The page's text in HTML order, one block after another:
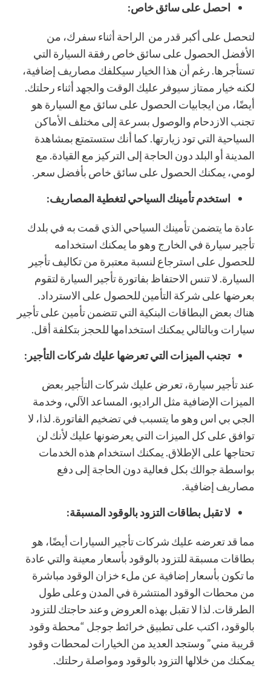
احصل على سائق خاص:
لتحصل على أكبر قدر من الراحة أثناء سفرك، من
الأفضل الحصول على سائق خاص رفقة السيارة التي
تستأجرها. رغم أن هذا الخيار سيكلفك مصاريف إضافية،
لكنه خيار ممتاز سيوفر عليك الوقت والجهد أثناء رحلتك.
أيضًا، من ايجابيات الحصول على سائق مع السيارة هو
تجنب الازدحام والوصول بسرعة إلى مختلف الأماكن
السياحية التي تود زيارتها. كما أنك ستستمتع بمشاهدة
المدينة أو البلد دون الحاجة إلى التركيز مع القيادة. مع
لومي، يمكنك الحصول على سائق خاص بأفضل سعر.
استخدم تأمينك السياحي لتغطية المصاريف:
عادة ما يتضمن تأمينك السياحي الذي قمت به في بلدك
تأجير سيارة في الخارج وهو ما يمكنك استخدامه
للحصول على استرجاع لنسبة معتبرة من تكاليف تأجير
السيارة. لا تنس الاحتفاظ بفاتورة تأجير السيارة لتقوم
بعرضها على شركة التأمين للحصول على الاسترداد.
هناك بعض البطاقات البنكية التي تتضمن تأمين على تأجير
سيارات وبالتالي يمكنك استخدامها للحجز بتكلفة أقل.
تجنب الميزات التي تعرضها عليك شركات التأجير:
عند تأجير سيارة، تعرض عليك شركات التأجير بعض
الميزات الإضافية مثل الراديو، المساعد الآلي، وخدمة
الجي بي اس وهو ما يتسبب في تضخيم الفاتورة. لذا، لا
توافق على كل الميزات التي يعرضونها عليك لأنك لن
تحتاجها على الإطلاق. يمكنك استخدام هذه الخدمات
بواسطة جوالك بكل فعالية دون الحاجة إلى دفع
مصاريف إضافية.
لا تقبل بطاقات التزود بالوقود المسبقة:
مما قد تعرضه عليك شركات تأجير السيارات أيضًا، هو
بطاقات مسبقة للتزود بالوقود بأسعار معينة والتي عادة
ما تكون بأسعار إضافية عن ملء خزان الوقود مباشرة
من محطات الوقود المنتشرة في المدن وعلى طول
الطرقات. لذا لا تقبل بهذه العروض وعند حاجتك للتزود
بالوقود، اكتب على تطبيق خرائط جوجل “محطة وقود
قريبة مني” وستجد العديد من الخيارات لمحطات وقود
يمكنك من خلالها التزود بالوقود ومواصلة رحلتك.